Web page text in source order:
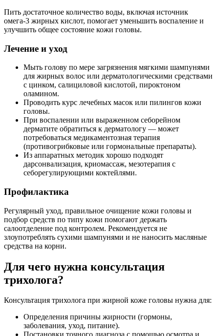
Пить достаточное количество воды, включая источник
омега-3 жирных кислот, помогает уменьшить воспаление и
улучшить общее состояние кожи головы.
Лечение и уход
Мыть голову по мере загрязнения мягкими шампунями
для жирных волос или дерматологическими средствами
с цинком, салициловой кислотой, пироктоном
оламином.
Проводить курс лечебных масок или пилингов кожи
головы.
При воспалении или выраженном себорейном
дерматите обратиться к дерматологу — может
потребоваться медикаментозная терапия
(противогрибковые или гормональные препараты).
Из аппаратных методик хорошо подходят
дарсонвализация, криомассаж, мезотерапия с
себорегулирующими коктейлями.
Профилактика
Регулярный уход, правильное очищение кожи головы и
подбор средств по типу кожи помогают держать
салоотделение под контролем. Рекомендуется не
злоупотреблять сухими шампунями и не наносить масляные
средства на корни.
Для чего нужна консультация
трихолога?
Консультация трихолога при жирной коже головы нужна для:
Определения причины жирности (гормоны,
заболевания, уход, питание).